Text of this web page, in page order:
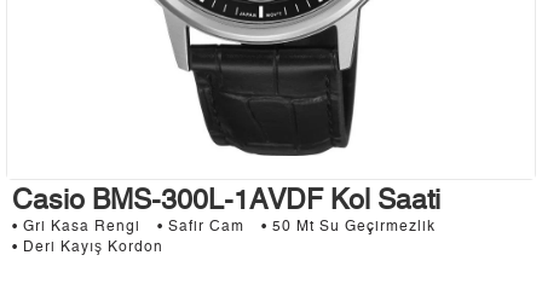
Casio BMS-300L-1AVDF Kol Saati
• Gri Kasa Rengi • Safir Cam
• 50 Mt Su Geçirmezlik
• Deri Kayış Kordon